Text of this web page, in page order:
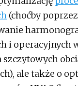
(choćby poprzez
i operacyjnych
ale także o